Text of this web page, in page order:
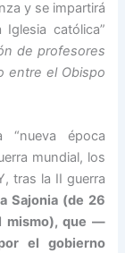
y se impartirá
católica”
de profesores
entre el Obispo
“nueva época
mundial, los
tras la II guerra
Sajonia (de 26
mismo), que —
el gobierno